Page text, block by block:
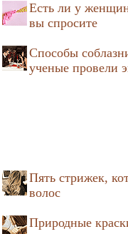
Есть ли у женщин
вы спросите
Способы
ученые провели
Пять стрижек,
волос
Природные